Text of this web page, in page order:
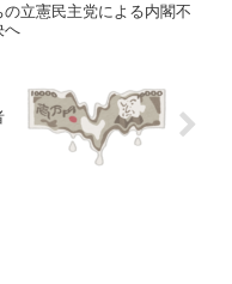
立憲民主党による内閣不
へ